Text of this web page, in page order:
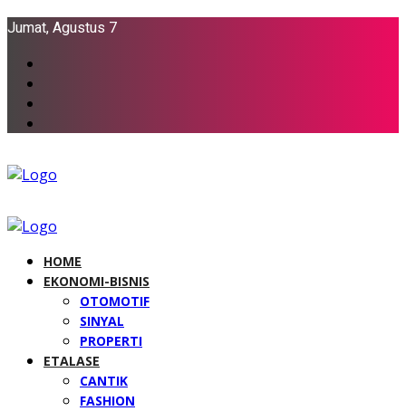
Jumat, Agustus 7
HOME
EKONOMI-BISNIS
OTOMOTIF
SINYAL
PROPERTI
ETALASE
CANTIK
FASHION